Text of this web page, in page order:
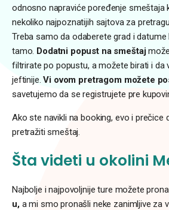
odnosno napraviće poređenje smeštaja
nekoliko najpoznatijih sajtova za
Treba samo da odaberete grad i datume
tamo. Dodatni popust na smeštaj
filtrirate po popustu, a možete birati i da
jeftinije.Vi ovom pretragom možete
savetujemo da se registrujete pre
Ako ste navikli na booking, evo i prečice
pretražiti smeštaj.
Šta videti u okolini
Najbolje i najpovoljnije ture možete
u,a mi smo pronašli neke zanimljive za